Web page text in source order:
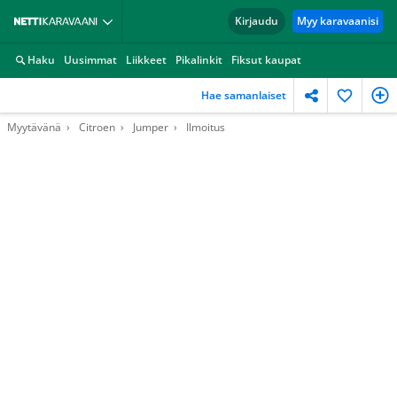
Kirjaudu Myy karavaanisi
Haku Uusimmat Liikkeet Pikalinkit Fiksut kaupat
Hae samanlaiset
Myytävänä Citroen Jumper Ilmoitus